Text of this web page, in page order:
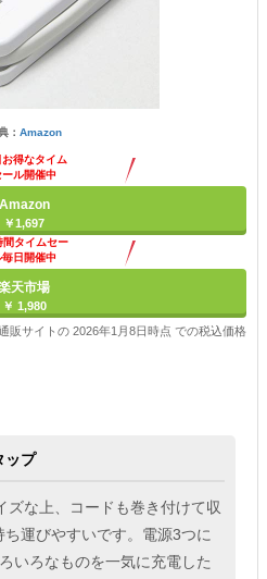
： Amazon
お得なタイム
ール開催中
Amazon
￥1,697
間タイムセー
毎日開催中
天市場
￥ 1,980
販サイトの 2026年1月8日時点 での税込価格
ップ
ズな上、コードも巻き付けて収
運びやすいです。電源3つに
いろなものを一気に充電した